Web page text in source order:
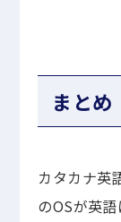
まとめ
カタカナ英
のOSが英